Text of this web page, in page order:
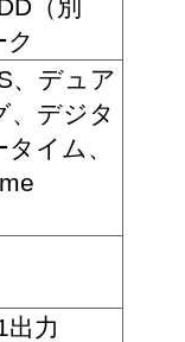
（別
、デュア
、デジタ
イム、
出力